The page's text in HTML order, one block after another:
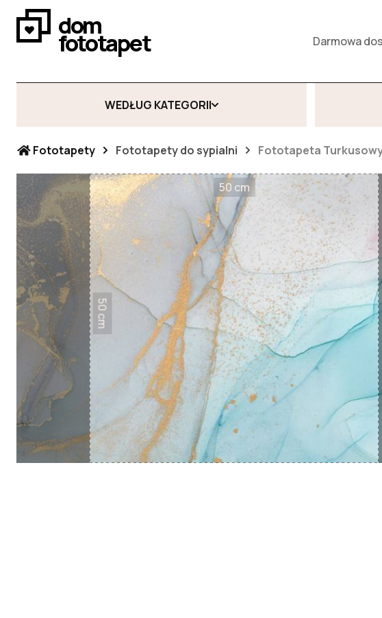
dom
fototapet Darmowa
WEDŁUG KATEGORII
Fototapety Fototapety do sypialni Fototapeta
50 cm
50 cm